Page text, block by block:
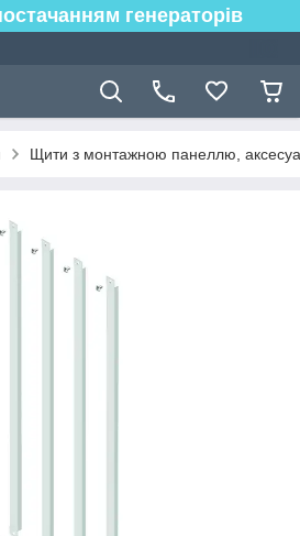
генераторів
Щити з монтажною панеллю,